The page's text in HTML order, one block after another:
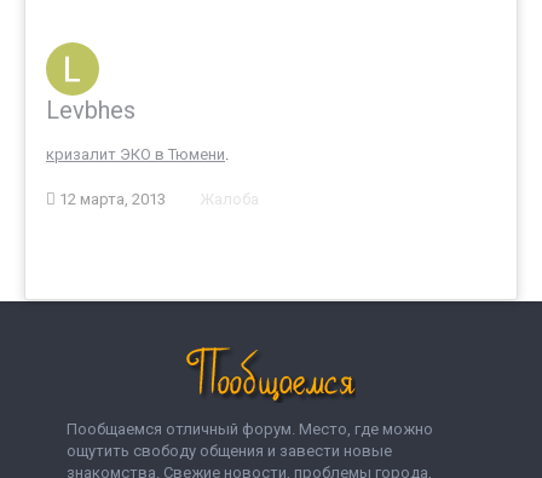
Levbhes
кризалит ЭКО в Тюмени.
12 марта, 2013 Жалоба
Пообщаемся отличный форум. Место, где можно
ощутить свободу общения и завести новые
знакомства. Свежие новости, проблемы города,